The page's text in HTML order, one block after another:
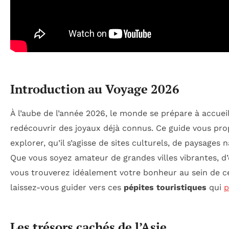
Introduction au Voyage 2026
À l’aube de l’année 2026, le monde se prépare à
redécouvrir des joyaux déjà connus. Ce guide vous
explorer, qu’il s’agisse de sites culturels, de
Que vous soyez amateur de grandes villes vibrantes,
vous trouverez idéalement votre bonheur au sein de
laissez-vous guider vers ces pépites touristiques qui